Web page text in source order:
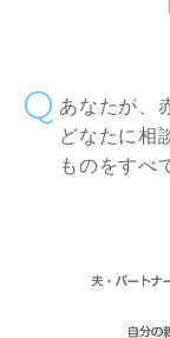
あなたが、
どなたに相
ものをすべ